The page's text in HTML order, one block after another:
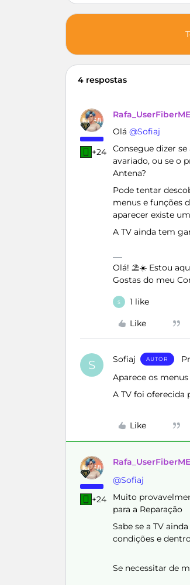
4 respostas
+24
Olá ​ @Sofiaj
Consegue dizer
avariado, ou se o
Antena?
Pode tentar
menus e funções
aparecer existe
A TV ainda tem
Olá! ⛱️☀️ Estou
Gostas do meu
S 1 like
Like
S Sofiaj AUTOR
Aparece os
A TV foi oferecida
Like
+24
@Sofiaj
Muito
para a Reparação
Sabe se a TV
condições e
Se necessitar de